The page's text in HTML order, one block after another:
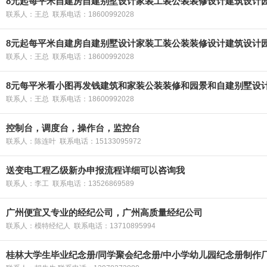
联系人：王总 联系电话：18600992028
8元起每平米自建房自建别墅设计家装工装公装装修设计建筑设计
联系人：王总 联系电话：18600992028
8元每平米看小图再发钱建筑和家装公装装修和园景和自建别墅设
联系人：王总 联系电话：18600992028
控制台，调度台，操作台，监控台
联系人：陈连叶 联系电话：15133095972
送变电工程乙级新办申报流程详细可以咨询我
联系人：李工 联系电话：13526869589
广州便宜又专业的经纪公司，广州高质量经纪公司
联系人：模特经纪人 联系电话：13710895994
桂林大学生毕业纪念册/同学聚会纪念册/中小学幼儿园纪念册制作